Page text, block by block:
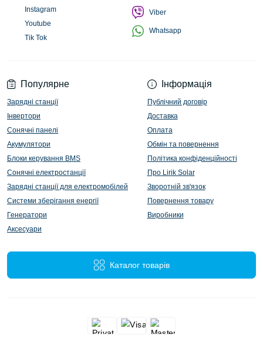
Популярне
Зарядні станції
Інвертори
Сонячні панелі
Акумулятори
Блоки керування BMS
Сонячні електростанції
Зарядні станції для електромобілей
Системи зберігання енергії
Генератори
Аксесуари
Інформація
Публічний договір
Доставка
Оплата
Обмін та повернення
Політика конфіденційності
Про Lirik Solar
Зворотній зв'язок
Повернення товару
Виробники
Каталог товарів
Instagram
Youtube
Tik Tok
Viber
Whatsapp